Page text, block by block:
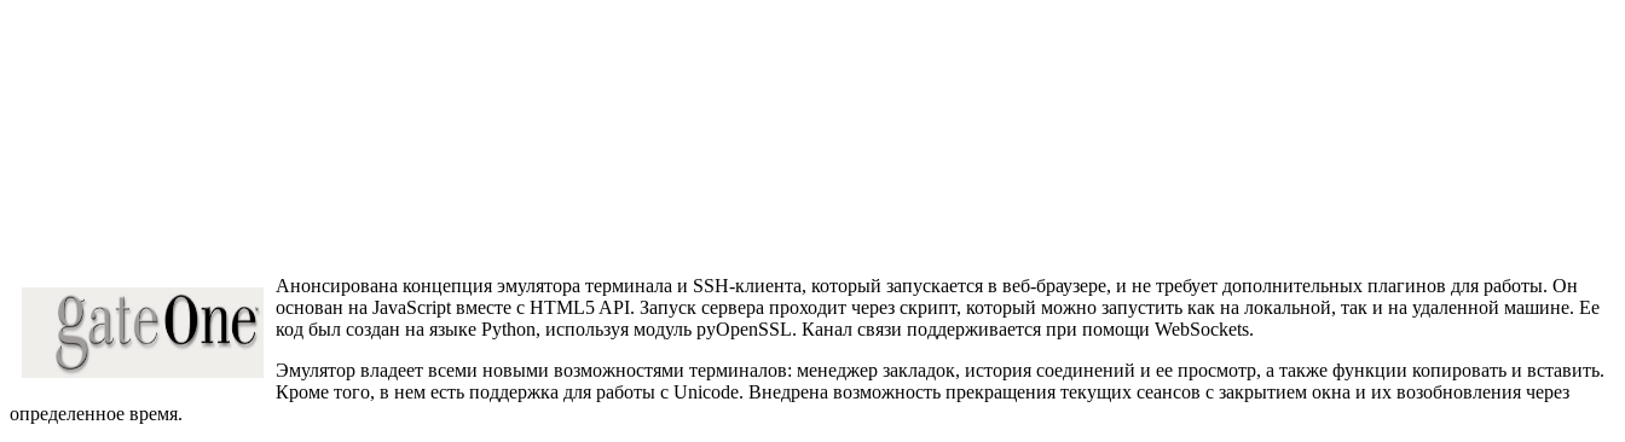
Анонсирована концепция эмулятора терминала и SSH-клиента, который запускается в веб-браузере, и не требует дополнительных плагинов для работы. Он
основан на JavaScript вместе с HTML5 API. Запуск сервера проходит через скрипт, который можно запустить как на локальной, так и на удаленной машине. Ее
код был создан на языке Python, используя модуль pyOpenSSL. Канал связи поддерживается при помощи WebSockets.
Эмулятор владеет всеми новыми возможностями терминалов: менеджер закладок, история соединений и ее просмотр, а также функции копировать и вставить.
Кроме того, в нем есть поддержка для работы с Unicode. Внедрена возможность прекращения текущих сеансов с закрытием окна и их возобновления через
определенное время.